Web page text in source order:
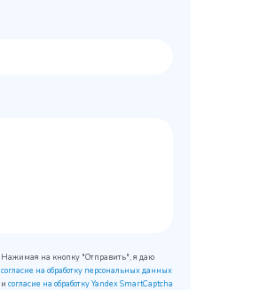
Нажимая на кнопку "Отправить", я даю
согласие на обработку персональных данных
и согласие на обработку Yandex SmartCaptcha